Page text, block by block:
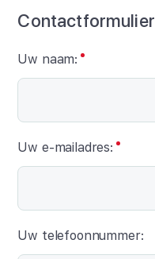
Contactformulier
Uw naam:
Uw e-mailadres:
Uw telefoonnummer: